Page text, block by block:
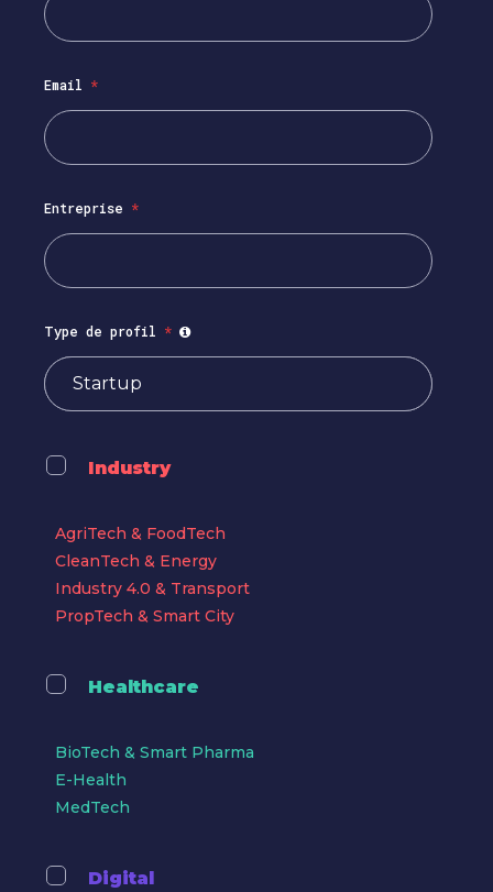
Email *
Entreprise *
Type de profil *
Industry
AgriTech & FoodTech
CleanTech & Energy
Industry 4.0 & Transport
PropTech & Smart City
Healthcare
BioTech & Smart Pharma
E-Health
MedTech
Digital